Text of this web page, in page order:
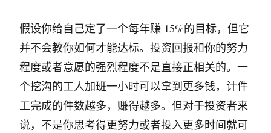
假设你给自己定了一个每年赚 15%的目标，但它
并不会教你如何才能达标。投资回报和你的努力
程度或者意愿的强烈程度不是直接正相关的。一
个挖沟的工人加班一小时可以拿到更多钱，计件
工完成的件数越多，赚得越多。但对于投资者来
说，不是你思考得更努力或者投入更多时间就可